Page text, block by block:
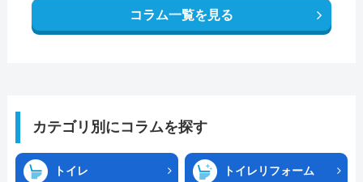
コラム一覧を見る
カテゴリ別にコラムを探す
トイレ トイレリフォーム